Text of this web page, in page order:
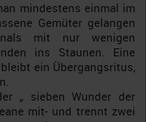
mindestens einmal im
Gemüter gelangen
mit nur wenigen
ins Staunen. Eine
ein Übergangsritus,
„ sieben Wunder der
mit- und trennt zwei